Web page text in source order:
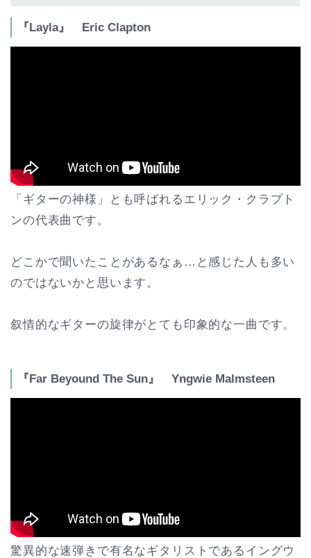
『Layla』 Eric Clapton
「ギターの神様」とも呼ばれるエリック・クラプト
ンの代表曲です。
どこかで聞いたことがあるなぁ…と感じた人も多い
のではないかと思います。
叙情的なギターの旋律がとても印象的な一曲です。
『Far Beyound The Sun』 Yngwie Malmsteen
驚異的な速弾きで有名なギタリストであるイングウ